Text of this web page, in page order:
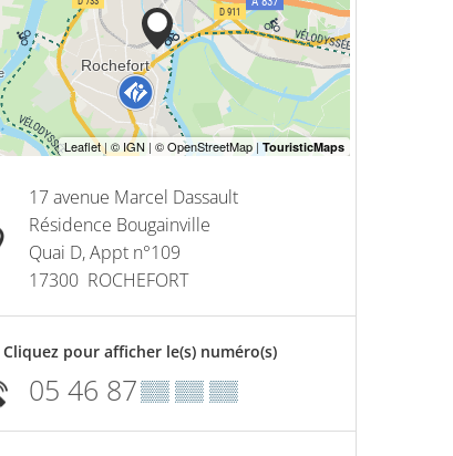
17 avenue Marcel Dassault
Résidence Bougainville
Quai D, Appt n°109
17300 ROCHEFORT
Cliquez pour afficher le(s) numéro(s)
05 46 87▒▒ ▒▒ ▒▒